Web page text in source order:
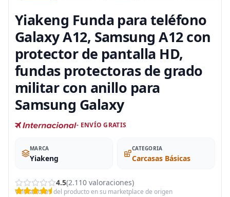
Yiakeng Funda para teléfono
Galaxy A12, Samsung A12 con
protector de pantalla HD,
fundas protectoras de grado
militar con anillo para
Samsung Galaxy
- ENVÍO GRATIS
MARCA
Yiakeng
CATEGORIA
Carcasas Básicas
4.5(2.110 valoraciones)
Valoraciones del producto en su marketplace de origen